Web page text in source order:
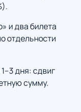
и два билета
отдельности
дня: сдвиг
сумму.